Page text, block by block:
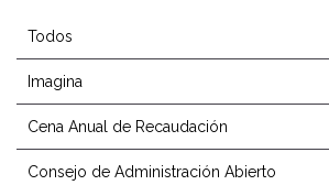
Todos
Imagina
Cena Anual de Recaudación
Consejo de Administración Abierto